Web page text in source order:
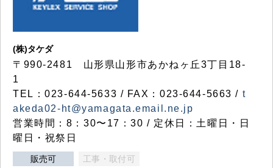
(株)タケダ
〒990-2481 山形県山形市あかねヶ丘3丁目18-
1
TEL：023-644-5633 / FAX：023-644-5663 / t
akeda02-ht@yamagata.email.ne.jp
営業時間：8：30〜17：30 / 定休日：土曜日・日
曜日・祝祭日
販売可 工事・取付可